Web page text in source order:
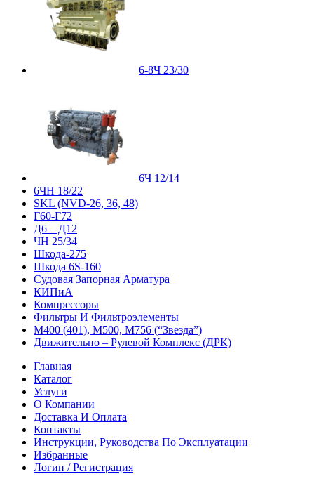
6-8Ч 23/30
6Ч 12/14
6ЧН 18/22
SKL (NVD-26, 36, 48)
Г60-Г72
Д6 – Д12
ЧН 25/34
Шкода-275
Шкода 6S-160
Судовая Запорная Арматура
КИПиА
Компрессоры
Фильтры И Фильтроэлементы
М400 (401), М500, М756 (“Звезда”)
Движительно – Рулевой Комплекс (ДРК)
Главная
Каталог
Услуги
О Компании
Доставка И Оплата
Контакты
Инструкции, Руководства По Эксплуатации
Избранные
Логин / Регистрация